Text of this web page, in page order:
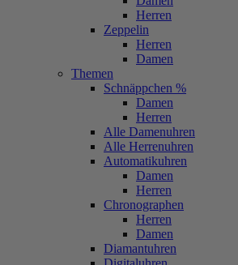
Herren
Zeppelin
Herren
Damen
Themen
Schnäppchen %
Damen
Herren
Alle Damenuhren
Alle Herrenuhren
Automatikuhren
Damen
Herren
Chronographen
Herren
Damen
Diamantuhren